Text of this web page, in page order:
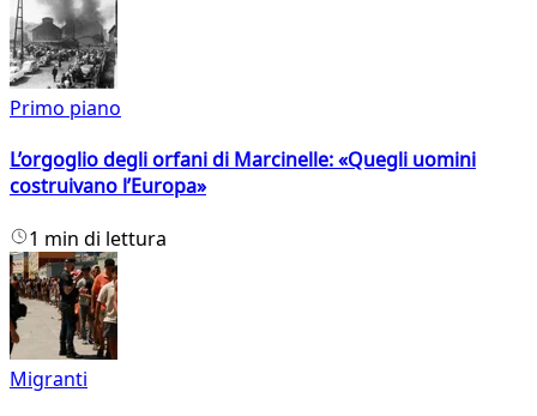
Primo piano
L’orgoglio degli orfani di Marcinelle: «Quegli uomini
costruivano l’Europa»
1 min di lettura
Migranti